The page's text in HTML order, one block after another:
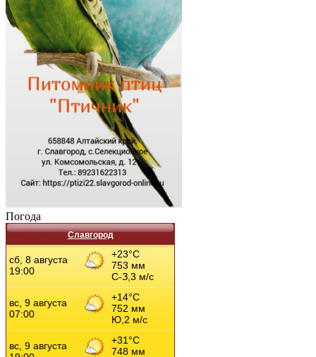
Погода
Славгород